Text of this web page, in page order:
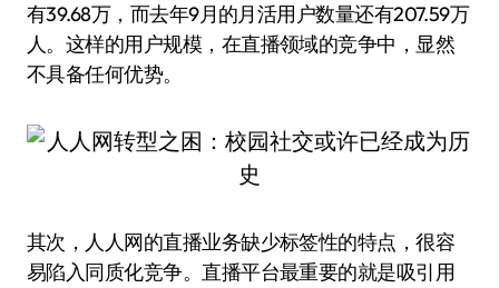
有39.68万，而去年9月的月活用户数量还有207.59万
人。这样的用户规模，在直播领域的竞争中，显然
不具备任何优势。
其次，人人网的直播业务缺少标签性的特点，很容
易陷入同质化竞争。直播平台最重要的就是吸引用